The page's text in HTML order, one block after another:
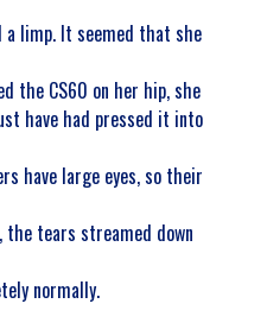
limp. It seemed that she
the CS60 on her hip, she
have had pressed it into
have large eyes, so their
the tears streamed down
normally.